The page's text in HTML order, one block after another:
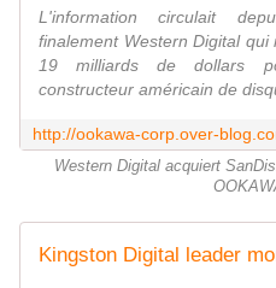
L'information circulait
finalement Western Digital
19 milliards de dollars
constructeur américain de
Western Digital acquiert